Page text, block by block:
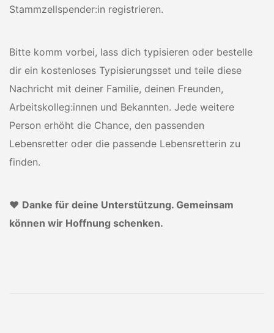
Stammzellspender:in registrieren.
Bitte komm vorbei, lass dich typisieren oder bestelle
dir ein kostenloses Typisierungsset und teile diese
Nachricht mit deiner Familie, deinen Freunden,
Arbeitskolleg:innen und Bekannten. Jede weitere
Person erhöht die Chance, den passenden
Lebensretter oder die passende Lebensretterin zu
finden.
❤️ Danke für deine Unterstützung. Gemeinsam
können wir Hoffnung schenken.